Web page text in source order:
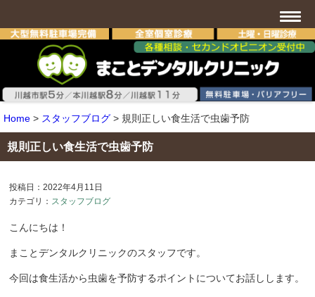
Home > スタッフブログ > 規則正しい食生活で虫歯予防
規則正しい食生活で虫歯予防
投稿日：2022年4月11日
カテゴリ： スタッフブログ
こんにちは！
まことデンタルクリニックのスタッフです。
今回は食生活から虫歯を予防するポイントについてお話しします。